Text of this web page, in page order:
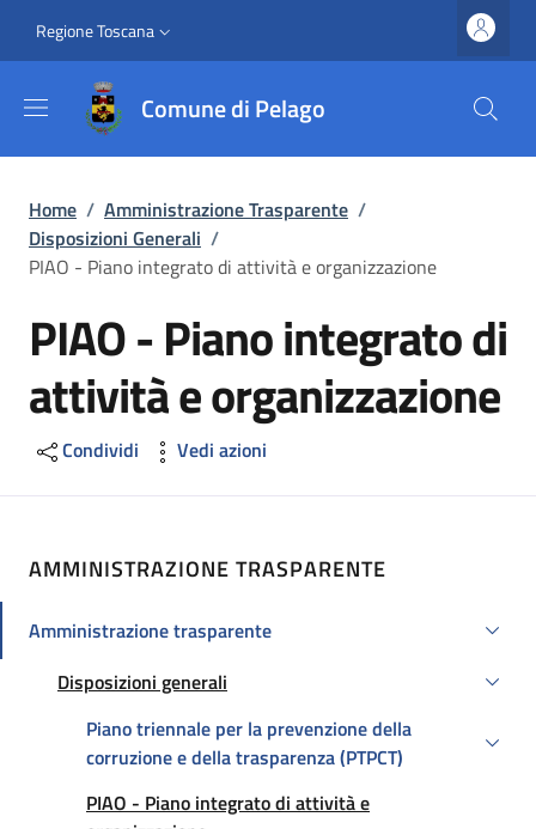
Slim top
Regione Toscana
Comune di Pelago
Briciole di pane
Home / Amministrazione Trasparente /
Disposizioni Generali /
PIAO - Piano integrato di attività e organizzazione
PIAO - Piano integrato di
attività e organizzazione
Condividi Vedi azioni
AMMINISTRAZIONE TRASPARENTE
Amministrazione trasparente
Attivo
Disposizioni generali
Attivo
Piano triennale per la prevenzione della
corruzione e della trasparenza (PTPCT)
PIAO - Piano integrato di attività e